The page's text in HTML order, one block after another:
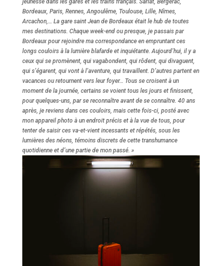
jeunesse dans les gares et les trains français. Sarlat, Bergerac,
Bordeaux, Paris, Rennes, Angoulême, Toulouse, Lille, Nîmes,
Arcachon,… La gare saint Jean de Bordeaux était le hub de toutes
mes destinations. Chaque week-end ou presque, je passais par
Bordeaux pour rejoindre ma correspondance en empruntant ces
longs couloirs à la lumière blafarde et inquiétante. Aujourd’hui, il y a
ceux qui se promènent, qui vagabondent, qui rôdent, qui divaguent,
qui s’égarent, qui vont à l’aventure, qui travaillent. D’autres partent en
vacances ou retournent vers leur foyer… Tous se croisent à un
moment de la journée, certains se voient tous les jours et finissent,
pour quelques-uns, par se reconnaître avant de se connaître. 40 ans
après, je reviens dans ces couloirs, mais cette fois-ci, posté avec
mon appareil photo à un endroit précis et à la vue de tous, pour
tenter de saisir ces va-et-vient incessants et répétés, sous les
lumières des néons, témoins discrets de cette transhumance
quotidienne et d’une partie de mon passé. »